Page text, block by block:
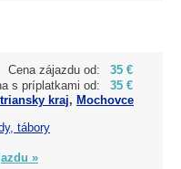
Cena zájazdu od:
35 €
s príplatkami od:
35 €
kraj, Mochovce
tábory
»